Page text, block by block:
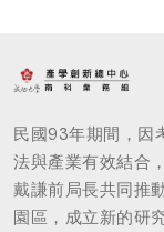
民國93年期間，因
法與產業有效結合
戴謙前局長共同推
園區，成立新的研